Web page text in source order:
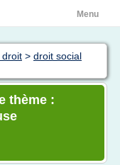
Menu
droit > droit social
thème :